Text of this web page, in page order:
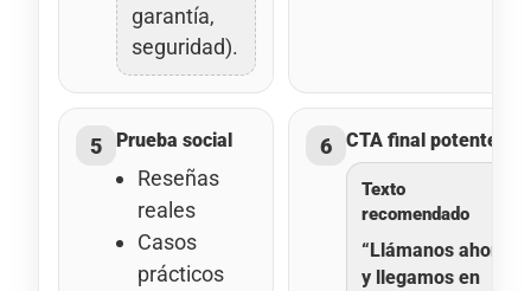
garantía,
seguridad).
5 Prueba social
Reseñas
reales
Casos
prácticos
6 CTA final potente
Texto
recomendado
“Llámanos ahora
y llegamos en